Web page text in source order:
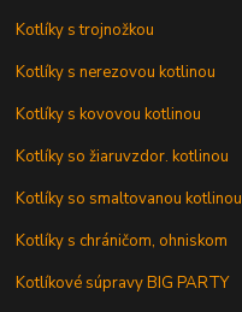
Kotlíky s trojnožkou
Kotlíky s nerezovou kotlinou
Kotlíky s kovovou kotlinou
Kotlíky so žiaruvzdor. kotlinou
Kotlíky so smaltovanou kotlinou
Kotlíky s chráničom, ohniskom
Kotlíkové súpravy BIG PARTY